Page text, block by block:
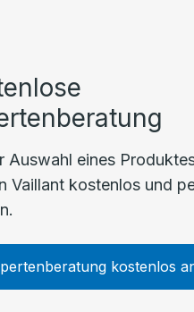
Auswahl eines
Vaillant kostenlos und
kostenlos